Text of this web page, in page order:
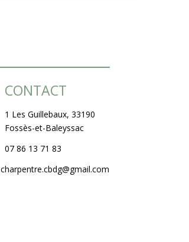
CONTACT
1 Les Guillebaux, 33190
Fossès-et-Baleyssac
07 86 13 71 83
charpentre.cbdg@gmail.com